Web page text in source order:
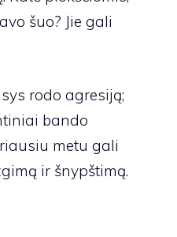
šuo? Jie gali
rodo agresiją;
bando
metu gali
ir šnypštimą.